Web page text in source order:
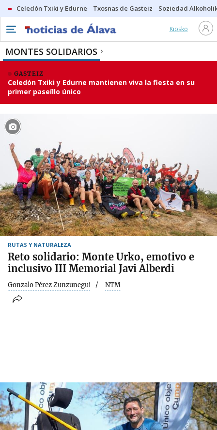
Celedón Txiki y Edurne Txosnas de Gasteiz Soziedad
Kiosko
MONTES SOLIDARIOS
GASTEIZ
Celedón Txiki y Edurne mantienen viva la fiesta en su
primer paseíllo único
RUTAS Y NATURALEZA
Reto solidario: Monte Urko, emotivo e
inclusivo III Memorial Javi Alberdi
Gonzalo Pérez Zunzunegui NTM